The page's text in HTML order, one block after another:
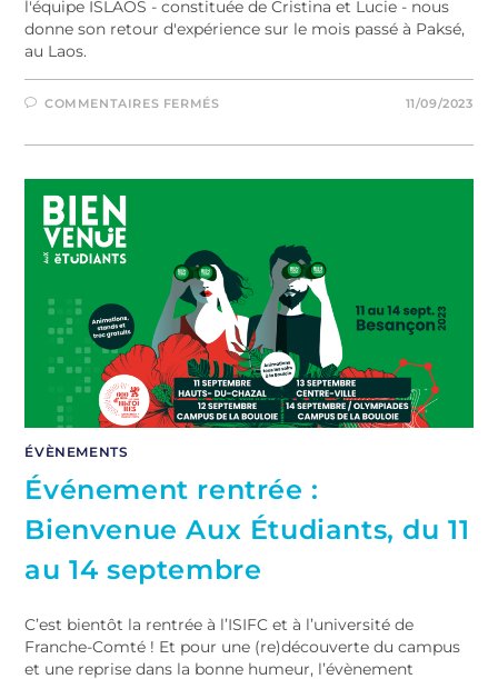
l'équipe ISLAOS - constituée de Cristina et Lucie - nous
donne son retour d'expérience sur le mois passé à Paksé,
au Laos.
COMMENTAIRES FERMÉS 11/09/2023
ÉVÈNEMENTS
Événement rentrée :
Bienvenue Aux Étudiants, du 11
au 14 septembre
C’est bientôt la rentrée à l’ISIFC et à l’université de
Franche-Comté ! Et pour une (re)découverte du campus
et une reprise dans la bonne humeur, l’évènement